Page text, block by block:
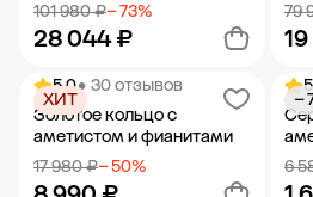
101 980 ₽− 73%
28 044 ₽
Добавить в корзину
79
5.0• 30 отзывов
Золотое кольцо с
аметистом и фианитами
17 980 ₽− 50%
ХИТ
6
−